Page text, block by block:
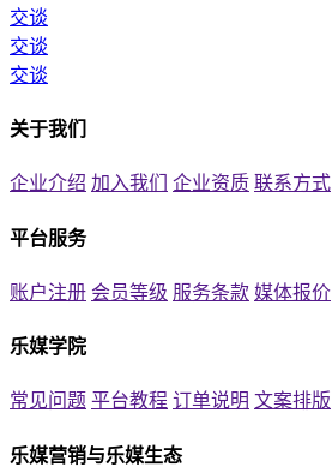
交谈
交谈
交谈
关于我们
企业介绍 加入我们 企业资质 联系方式
平台服务
账户注册 会员等级 服务条款 媒体报价
乐媒学院
常见问题 平台教程 订单说明 文案排版
乐媒营销与乐媒生态